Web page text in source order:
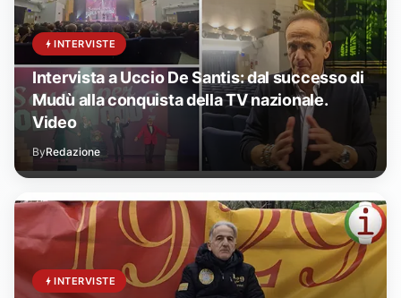
INTERVISTE
Intervista a Uccio De Santis: dal successo di
Mudù alla conquista della TV nazionale.
Video
ByRedazione
INTERVISTE